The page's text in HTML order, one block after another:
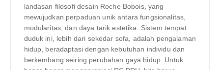
landasan filosofi desain Roche Bobois, yang
mewujudkan perpaduan unik antara fungsionalitas,
modularitas, dan daya tarik estetika. Sistem tempat
duduk ini, lebih dari sekedar sofa, adalah pengalaman
hidup, beradaptasi dengan kebutuhan individu dan
berkembang seiring perubahan gaya hidup. Untuk